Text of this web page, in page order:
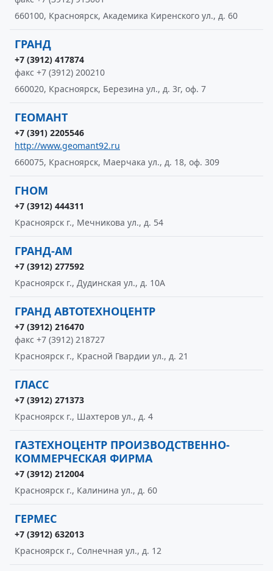
660100, Красноярск, Академика Киренского ул., д. 60
ГРАНД
+7 (3912) 417874
факс +7 (3912) 200210
660020, Красноярск, Березина ул., д. 3г, оф. 7
ГЕОМАНТ
+7 (391) 2205546
http://www.geomant92.ru
660075, Красноярск, Маерчака ул., д. 18, оф. 309
ГНОМ
+7 (3912) 444311
Красноярск г., Мечникова ул., д. 54
ГРАНД-АМ
+7 (3912) 277592
Красноярск г., Дудинская ул., д. 10А
ГРАНД АВТОТЕХНОЦЕНТР
+7 (3912) 216470
факс +7 (3912) 218727
Красноярск г., Красной Гвардии ул., д. 21
ГЛАСС
+7 (3912) 271373
Красноярск г., Шахтеров ул., д. 4
ГАЗТЕХНОЦЕНТР ПРОИЗВОДСТВЕННО-
КОММЕРЧЕСКАЯ ФИРМА
+7 (3912) 212004
Красноярск г., Калинина ул., д. 60
ГЕРМЕС
+7 (3912) 632013
Красноярск г., Солнечная ул., д. 12